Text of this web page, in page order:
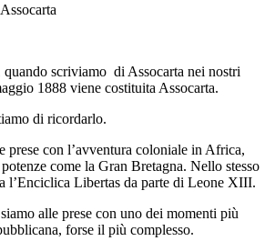
quando scriviamo di Assocarta nei nostri
1888 viene costituita Assocarta.
di ricordarlo.
prese con l’avventura coloniale in Africa,
come la Gran Bretagna. Nello stesso
l’Enciclica Libertas da parte di Leone XIII.
alle prese con uno dei momenti più
forse il più complesso.